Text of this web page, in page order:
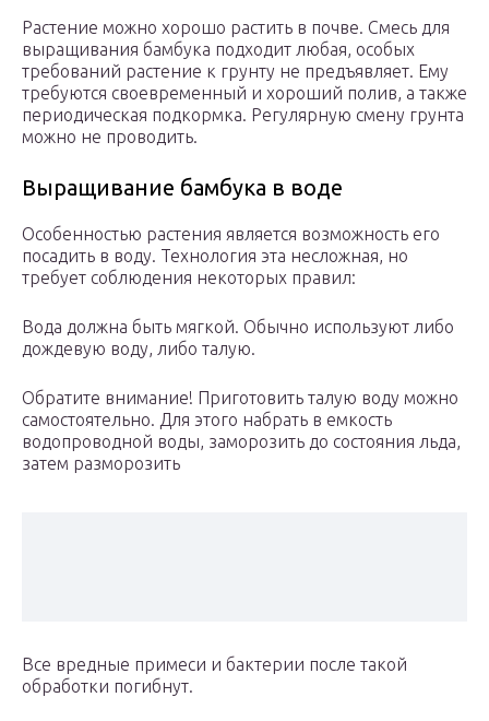
Растение можно хорошо растить в почве. Смесь для
выращивания бамбука подходит любая, особых
требований растение к грунту не предъявляет. Ему
требуются своевременный и хороший полив, а также
периодическая подкормка. Регулярную смену грунта
можно не проводить.
Выращивание бамбука в воде
Особенностью растения является возможность его
посадить в воду. Технология эта несложная, но
требует соблюдения некоторых правил:
Вода должна быть мягкой. Обычно используют либо
дождевую воду, либо талую.
Обратите внимание! Приготовить талую воду можно
самостоятельно. Для этого набрать в емкость
водопроводной воды, заморозить до состояния льда,
затем разморозить
Все вредные примеси и бактерии после такой
обработки погибнут.